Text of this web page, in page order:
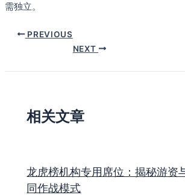
需独立。
PREVIOUS
NEXT
相关文章
龙虎榜机构专用席位：揭秘游资
同作战模式